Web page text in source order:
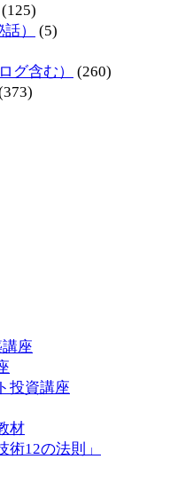
(125)
）
(5)
グ含む）
(260)
座
投資講座
材
12の法則」